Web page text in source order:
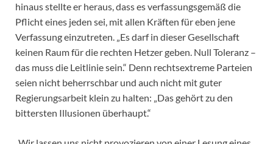
hinaus stellte er heraus, dass es verfassungsgemäß die
Pflicht eines jeden sei, mit allen Kräften für eben jene
Verfassung einzutreten. „Es darf in dieser Gesellschaft
keinen Raum für die rechten Hetzer geben. Null Toleranz –
das muss die Leitlinie sein.“ Denn rechtsextreme Parteien
seien nicht beherrschbar und auch nicht mit guter
Regierungsarbeit klein zu halten: „Das gehört zu den
bittersten Illusionen überhaupt.“